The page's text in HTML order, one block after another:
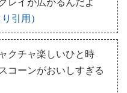
引用）
クチャ楽しいひと時
コーンがおいしすぎる